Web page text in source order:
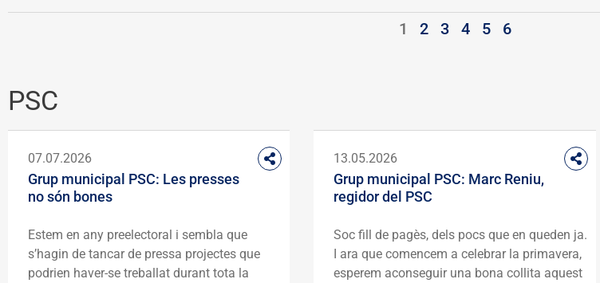
1 2 3 4 5 6
PSC
07.07.2026
Grup municipal PSC: Les presses
no són bones
Estem en any preelectoral i sembla que
s’hagin de tancar de pressa projectes que
podrien haver-se treballat durant tota la
13.05.2026
Grup municipal PSC: Marc Reniu,
regidor del PSC
Soc fill de pagès, dels pocs que en queden ja.
I ara que comencem a celebrar la primavera,
esperem aconseguir una bona collita aquest